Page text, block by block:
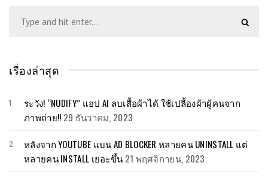
เรื่องล่าสุด
ระวัง! “NUDIFY” แอป AI ลบเสื้อผ้าได้ ใช้เปลื้องผ้าผู้คนจาก
ภาพถ่าย!! 29 ธันวาคม, 2023
หลังจาก YOUTUBE แบน AD BLOCKER หลายคน UNINSTALL แต่
หลายคน INSTALL เยอะขึ้น 21 พฤศจิกายน, 2023